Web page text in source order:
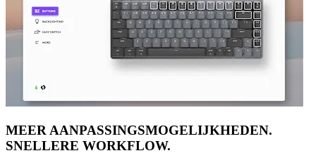
MEER AANPASSINGSMOGELIJKHEDEN.
SNELLERE WORKFLOW.